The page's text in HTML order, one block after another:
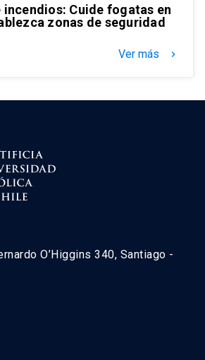
incendios: Cuide fogatas en
zonas de seguridad
Ver más keyboard_arrow_right
O’Higgins 340, Santiago -